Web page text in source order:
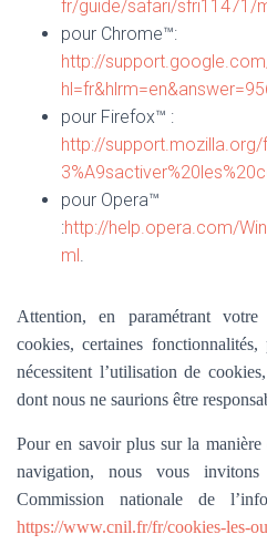
fr/guide/safari/sfri11471/
pour Chrome™:
http://
pour Firefox™ :
http://
pour Opera™
:http://help.opera.com/
ml.
Attention, en paramétrant
cookies, certaines
nécessitent l’utilisation de
dont nous ne saurions être
Pour en savoir plus sur la
navigation, nous vous
Commission nationale de
https://www.cnil.fr/fr/cookies-les-